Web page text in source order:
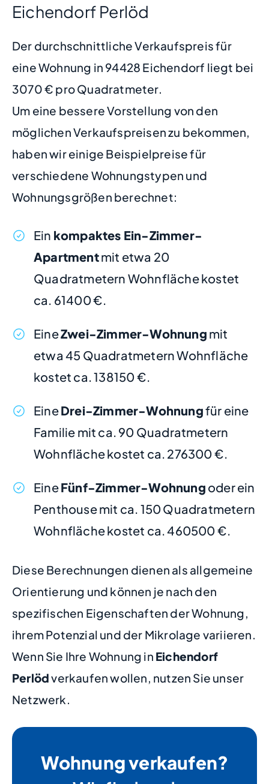
Eichendorf Perlöd
Der durchschnittliche Verkaufspreis für
eine Wohnung in 94428 Eichendorf liegt bei
3070 € pro Quadratmeter.
Um eine bessere Vorstellung von den
möglichen Verkaufspreisen zu bekommen,
haben wir einige Beispielpreise für
verschiedene Wohnungstypen und
Wohnungsgrößen berechnet:
Ein kompaktes Ein-Zimmer-
Apartmentmit etwa 20
Quadratmetern Wohnfläche kostet
ca. 61400 €.
EineZwei-Zimmer-Wohnung mit
etwa 45 Quadratmetern Wohnfläche
kostet ca. 138150 €.
EineDrei-Zimmer-Wohnungfür eine
Familie mit ca. 90 Quadratmetern
Wohnfläche kostet ca. 276300 €.
EineFünf-Zimmer-Wohnung oder ein
Penthouse mit ca. 150 Quadratmetern
Wohnfläche kostet ca. 460500 €.
Diese Berechnungen dienen als allgemeine
Orientierung und können je nach den
spezifischen Eigenschaften der Wohnung,
ihrem Potenzial und der Mikrolage variieren.
Wenn Sie Ihre Wohnung in Eichendorf
Perlödverkaufen wollen, nutzen Sie unser
Netzwerk.
Wohnung verkaufen?